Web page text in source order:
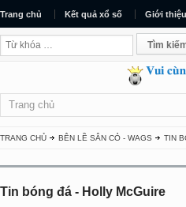
Trang chủ Kết quả xổ số Giới thiệu
Trang chủ
TRANG CHỦ BÊN LỀ SÂN CỎ - WAGS TIN
Tin bóng đá - Holly McGuire